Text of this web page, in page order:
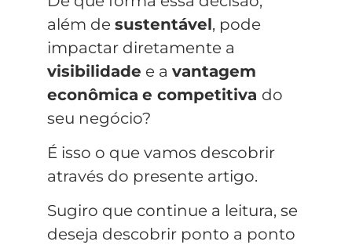
além de sustentável, pode
impactar diretamente a
visibilidade e a vantagem
econômica e competitiva do
seu negócio?
É isso o que vamos descobrir
através do presente artigo.
Sugiro que continue a leitura, se
deseja descobrir ponto a ponto